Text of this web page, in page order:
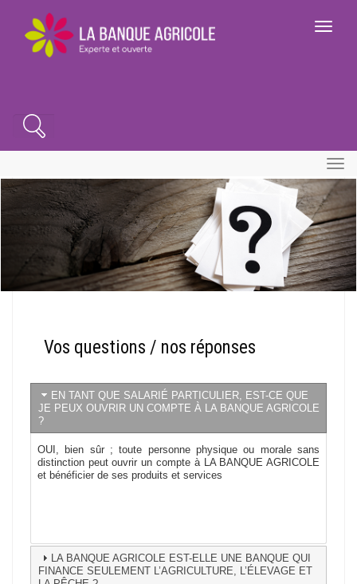
principal
Toggle
Search
Toggle
Vos questions / nos réponses
EN TANT QUE SALARIÉ PARTICULIER, EST-CE QUE
JE PEUX OUVRIR UN COMPTE À LA BANQUE AGRICOLE
?
OUI, bien sûr ; toute personne physique ou morale sans
distinction peut ouvrir un compte à LA BANQUE AGRICOLE
et bénéficier de ses produits et services
LA BANQUE AGRICOLE EST-ELLE UNE BANQUE QUI
FINANCE SEULEMENT L’AGRICULTURE, L’ÉLEVAGE ET